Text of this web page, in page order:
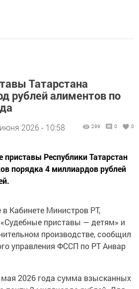
Татарстана
рублей алиментов по
2026 - 10:58 299 0 0
приставы Республики Татарстан
порядка 4 миллиардов рублей
Кабинете Министров РТ,
приставы — детям» и
производстве, сообщил
управления ФССП по РТ Анвар
мая 2026 года сумма взысканных